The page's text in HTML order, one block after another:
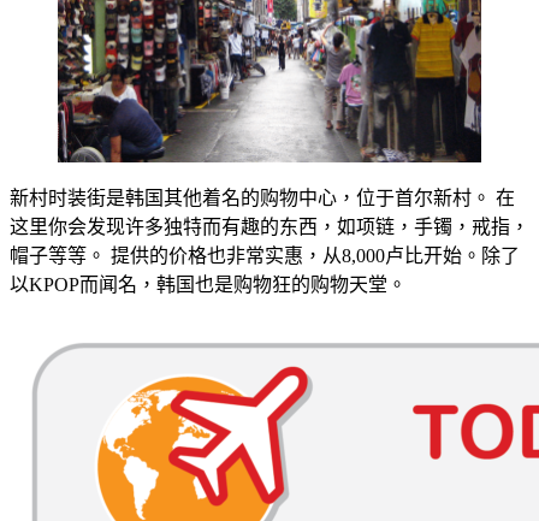
新村时装街是韩国其他着名的购物中心，位于首尔新村。 在
这里你会发现许多独特而有趣的东西，如项链，手镯，戒指，
帽子等等。 提供的价格也非常实惠，从8,000卢比开始。除了
以KPOP而闻名，韩国也是购物狂的购物天堂。